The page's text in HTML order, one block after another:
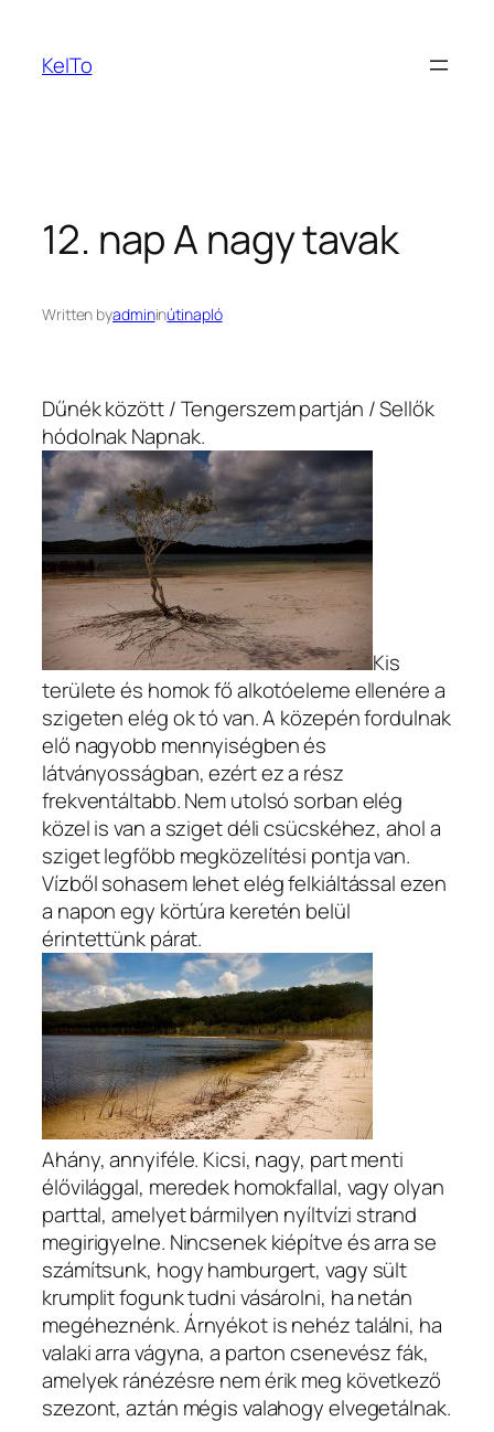
tartalomhoz
KeITo
12. nap A nagy tavak
Written byadmininútinapló
Dűnék között / Tengerszem partján / Sellők
hódolnak Napnak.
Kis
területe és homok fő alkotóeleme ellenére a
szigeten elég ok tó van. A közepén fordulnak
elő nagyobb mennyiségben és
látványosságban, ezért ez a rész
frekventáltabb. Nem utolsó sorban elég
közel is van a sziget déli csücskéhez, ahol a
sziget legfőbb megközelítési pontja van.
Vízből sohasem lehet elég felkiáltással ezen
a napon egy körtúra keretén belül
érintettünk párat.
Ahány, annyiféle. Kicsi, nagy, part menti
élővilággal, meredek homokfallal, vagy olyan
parttal, amelyet bármilyen nyíltvízi strand
megirigyelne. Nincsenek kiépítve és arra se
számítsunk, hogy hamburgert, vagy sült
krumplit fogunk tudni vásárolni, ha netán
megéheznénk. Árnyékot is nehéz találni, ha
valaki arra vágyna, a parton csenevész fák,
amelyek ránézésre nem érik meg következő
szezont, aztán mégis valahogy elvegetálnak.